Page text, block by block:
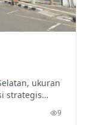
ukuran
strategis
Visibilitas
9